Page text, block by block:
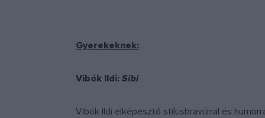
Gyerekeknek:
Vibók Ildi: Sibi
Vibók Ildi elképesztő stílusbravúrral és